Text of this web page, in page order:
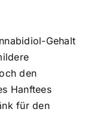
Gehalt
den
Hanftees
für den